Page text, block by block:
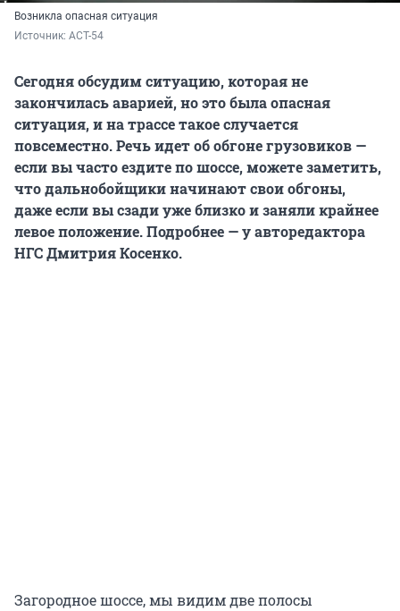
Возникла опасная ситуация
Источник: АСТ-54
Сегодня обсудим ситуацию, которая не
закончилась аварией, но это была опасная
ситуация, и на трассе такое случается
повсеместно. Речь идет об обгоне грузовиков —
если вы часто ездите по шоссе, можете заметить,
что дальнобойщики начинают свои обгоны,
даже если вы сзади уже близко и заняли крайнее
левое положение. Подробнее — у авторедактора
НГС Дмитрия Косенко.
Загородное шоссе, мы видим две полосы